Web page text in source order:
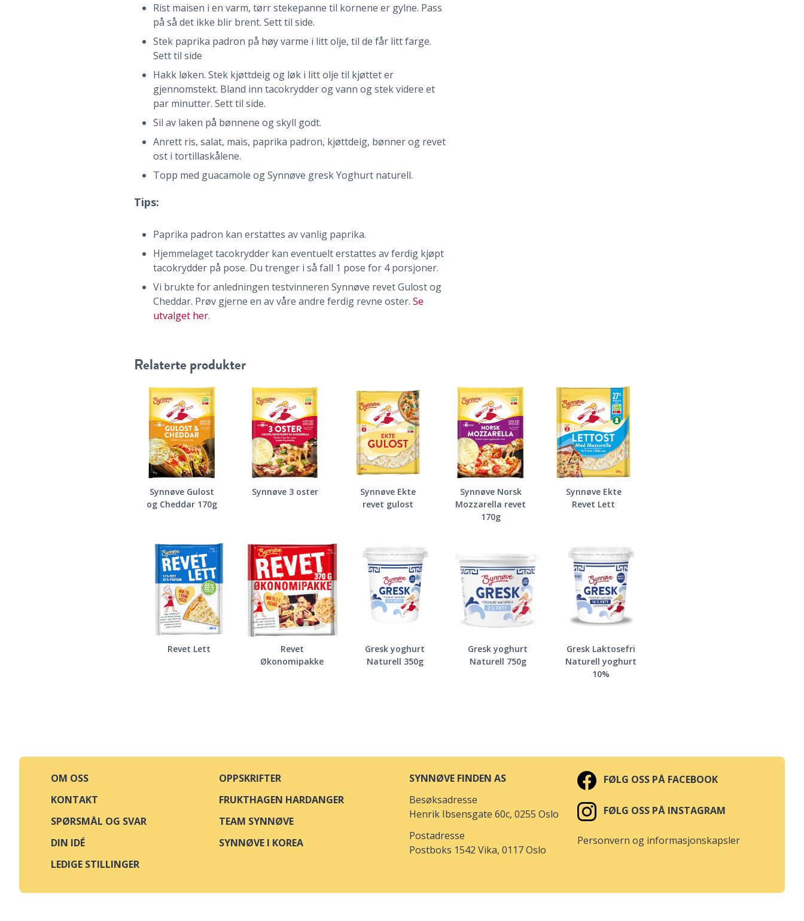
Rist maisen i en varm, tørr stekepanne til kornene er gylne. Pass
på så det ikke blir brent. Sett til side.
Stek paprika padron på høy varme i litt olje, til de får litt farge.
Sett til side
Hakk løken. Stek kjøttdeig og løk i litt olje til kjøttet er
gjennomstekt. Bland inn tacokrydder og vann og stek videre et
par minutter. Sett til side.
Sil av laken på bønnene og skyll godt.
Anrett ris, salat, mais, paprika padron, kjøttdeig, bønner og revet
ost i tortillaskålene.
Topp med guacamole og Synnøve gresk Yoghurt naturell.
Tips:
Paprika padron kan erstattes av vanlig paprika.
Hjemmelaget tacokrydder kan eventuelt erstattes av ferdig kjøpt
tacokrydder på pose. Du trenger i så fall 1 pose for 4 porsjoner.
Vi brukte for anledningen testvinneren Synnøve revet Gulost og
Cheddar. Prøv gjerne en av våre andre ferdig revne oster. Se
utvalget her.
Relaterte produkter
Synnøve Gulost
og Cheddar 170g
Synnøve 3 oster
Synnøve Ekte
revet gulost
Synnøve Norsk
Mozzarella revet
170g
Synnøve Ekte
Revet Lett
Revet Lett
Revet
Økonomipakke
Gresk yoghurt
Naturell 350g
Gresk yoghurt
Naturell 750g
Gresk Laktosefri
Naturell yoghurt
10%
OM OSS
KONTAKT
SPØRSMÅL OG SVAR
DIN IDÉ
LEDIGE STILLINGER
OPPSKRIFTER
FRUKTHAGEN HARDANGER
TEAM SYNNØVE
SYNNØVE I KOREA
SYNNØVE FINDEN AS
Besøksadresse
Henrik Ibsensgate 60c, 0255 Oslo
Postadresse
Postboks 1542 Vika, 0117 Oslo
FØLG OSS PÅ FACEBOOK
FØLG OSS PÅ INSTAGRAM
Personvern og informasjonskapsler